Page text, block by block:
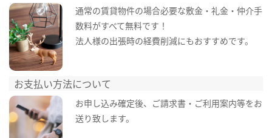
通常の賃貸物件の場合必要な敷金・礼金・仲介手
数料がすべて無料です！
法人様の出張時の経費削減にもおすすめです。
お支払い方法について
お申し込み確定後、ご請求書・ご利用案内等をお
送り致します。